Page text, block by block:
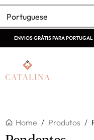
Portuguese
ENVIOS GRÁTIS PARA
Home / Produtos /